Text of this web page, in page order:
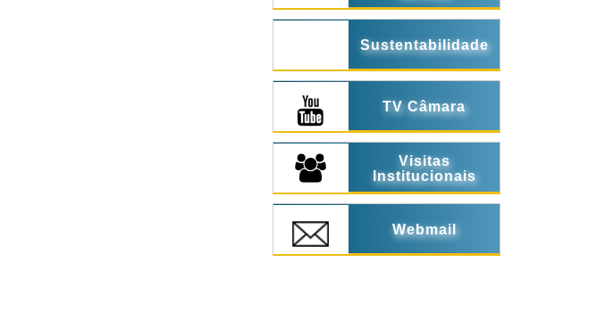
Sustentabilidade
TV Câmara
Visitas
Institucionais
Webmail